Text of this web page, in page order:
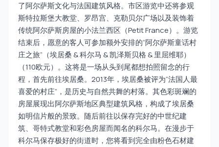
了阿尔萨斯文化与法国建筑风格。市区游览中还将参观
斯特拉斯堡大教堂、罗昂宫、克勒贝尔广场以及装饰着
传统阿尔萨斯房屋的小法兰西区（Petit France）。游览
结束后，愿意的客人可参加额外安排的“阿尔萨斯童话村
庄之旅”（埃居桑 & 科尔马 & 凯泽斯贝格 & 里屈维耶）
（110欧元）。这将是一场从头到尾都想拍照留念的行
程，首先前往埃居桑。2013年，埃居桑被评为“法国人最
喜爱的村庄”，是历史与自然共舞的村落。其色彩斑斓的
房屋展现出阿尔萨斯地区典型建筑风格，构成了埃居桑
如明信片般的景致。随后前往以保存完好的中世纪建
筑、哥特式教堂和彩色房屋而闻名的科尔马。在漫步于
科尔马保存极好的街道时，您将看到完全由粉色石材建